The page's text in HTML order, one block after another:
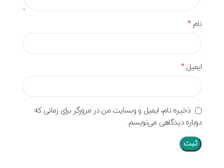
نام*
ایمیل*
ذخیره نام، ایمیل و وبسایت من در مرورگر برای زمانی که
دوباره دیدگاهی می‌نویسم.